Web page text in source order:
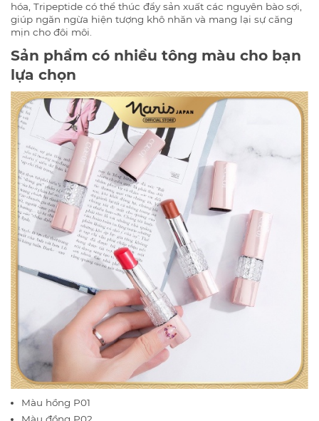
hóa, Tripeptide có thể thúc đẩy sản xuất các nguyên bào sợi,
giúp ngăn ngừa hiện tượng khô nhăn và mang lại sự căng
mịn cho đôi môi.
Sản phẩm có nhiều tông màu cho bạn
lựa chọn
Màu hồng P01